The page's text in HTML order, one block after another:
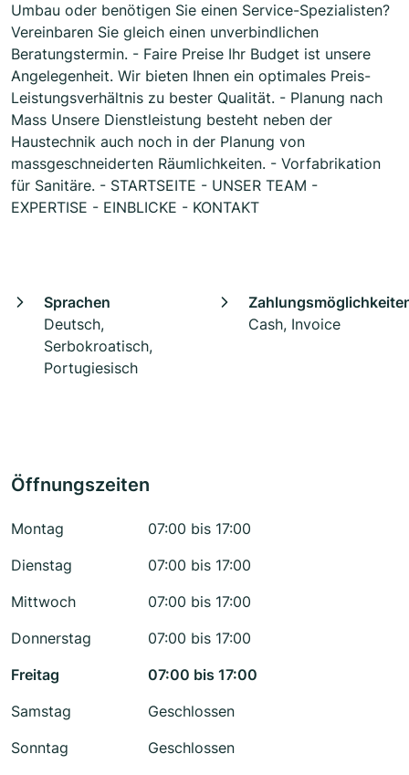
Umbau oder benötigen Sie einen Service-Spezialisten?
Vereinbaren Sie gleich einen unverbindlichen
Beratungstermin. - Faire Preise Ihr Budget ist unsere
Angelegenheit. Wir bieten Ihnen ein optimales Preis-
Leistungsverhältnis zu bester Qualität. - Planung nach
Mass Unsere Dienstleistung besteht neben der
Haustechnik auch noch in der Planung von
massgeschneiderten Räumlichkeiten. - Vorfabrikation
für Sanitäre. - STARTSEITE - UNSER TEAM -
EXPERTISE - EINBLICKE - KONTAKT
Sprachen
Deutsch,
Serbokroatisch,
Portugiesisch
Cash, Invoice
Öffnungszeiten
Montag
07:00 bis 17:00
Dienstag
07:00 bis 17:00
Mittwoch
07:00 bis 17:00
Donnerstag
07:00 bis 17:00
Freitag
07:00 bis 17:00
Samstag
Geschlossen
Sonntag
Geschlossen